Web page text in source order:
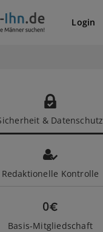
Login
& Datenschutz
Redaktionelle Kontrolle
Basis-Mitgliedschaft